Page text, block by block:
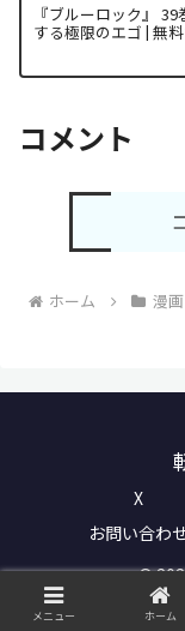
『ブルーロック』
する極限のエゴ | 無
コメント
ホーム 漫画
X
お問い合わ
©
メニュー ホーム